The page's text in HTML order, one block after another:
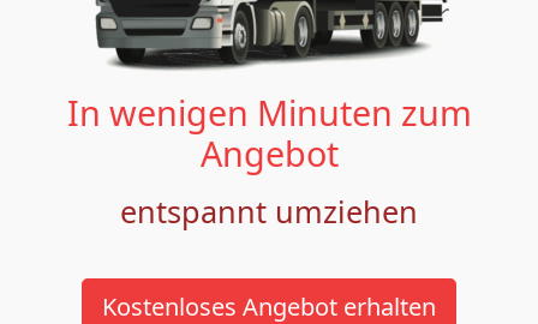
In wenigen Minuten zum
Angebot
entspannt umziehen
Kostenloses Angebot erhalten